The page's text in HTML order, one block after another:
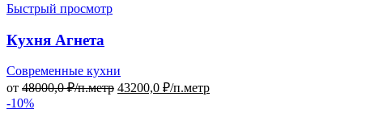
Быстрый просмотр
Кухня Агнета
Современные кухни
от 48000,0₽/п.метр 43200,0 ₽/п.метр
-10%